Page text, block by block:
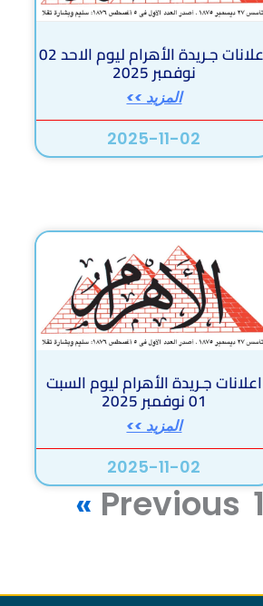
اعلانات جـريدة الأهرام ليوم الاحد 02
نوفمبر 2025
المزيد >>
2025-11-02
اعلانات جـريدة الأهرام ليوم السبت
01 نوفمبر 2025
المزيد >>
2025-11-02
1